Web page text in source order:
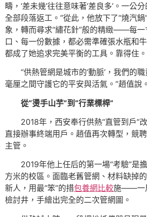
疇，‘差未幾’往往意味著‘差良多’。一公
全部段落返工。”從此，他放下了“燒汽鍋
象，轉而尋求“繡花針”般的精緻——每一
口、每一份數據，都必需準確張水瓶和
都成了她追求完美平衡的工具。靠得住。
“供熱管網是城市的‘動脈’，我們的
毫厘之間守護它的平安與活氣。”趙值說。
從“燙手山芋”到“行業標桿”
2018年，西安奉行供熱“直管到戶”
直接辦事終端用戶。趙值再次轉型，競
主管。
2019年他上任后的第一場“考驗”是
方米的校區。面臨老舊管網、材料缺掉
新人，用最“笨”的措包養網比較施——一
檢討井，手繪出完全的二次管網圖。